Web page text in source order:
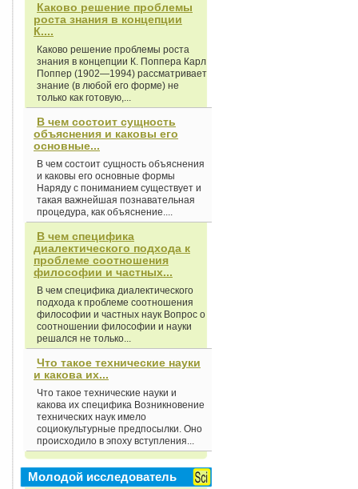
Каково решение проблемы
роста знания в концепции
К....
Каково решение проблемы роста
знания в концепции К. Поппера Карл
Поппер (1902—1994) рассматривает
знание (в любой его форме) не
только как готовую,...
В чем состоит сущность
объяснения и каковы его
основные...
В чем состоит сущность объяснения
и каковы его основные формы
Наряду с пониманием существует и
такая важнейшая познавательная
процедура, как объяснение....
В чем специфика
диалектического подхода к
проблеме соотношения
философии и частных...
В чем специфика диалектического
подхода к проблеме соотношения
философии и частных наук Вопрос о
соотношении философии и науки
решался не только...
Что такое технические науки
и какова их...
Что такое технические науки и
какова их специфика Возникновение
технических наук имело
социокультурные предпосылки. Оно
происходило в эпоху вступления...
Молодой исследователь